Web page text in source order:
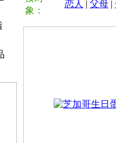
象：
恋人 | 父母 |